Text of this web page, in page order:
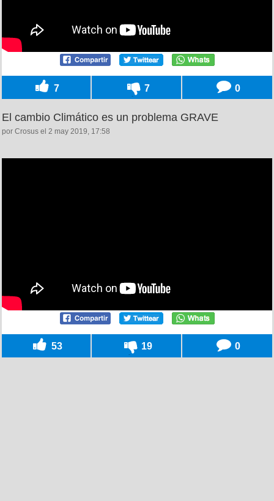
7 7 0
El cambio Climático es un problema GRAVE
por Crosus el 2 may 2019, 17:58
53 19 0